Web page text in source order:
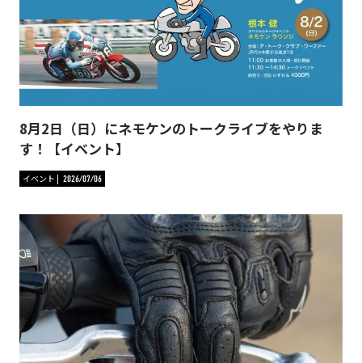
8月2日（日）にネモケンのトークライブをやりま
す！【イベント】
イベント 2026/07/06